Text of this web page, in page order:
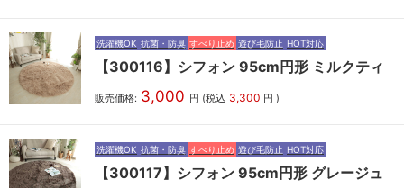
洗濯機OK 抗菌・防臭 すべり止め 遊び毛防止 HOT対応
【300116】シフォン 95cm円形 ミルクティ
販売価格: 3,000 円 (税込 3,300 円 )
洗濯機OK 抗菌・防臭 すべり止め 遊び毛防止 HOT対応
【300117】シフォン 95cm円形 グレージュ